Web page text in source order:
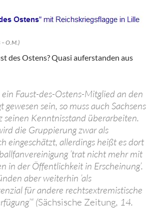
– O.M.)
des Ostens? Quasi auferstanden aus
ein Faust-des-Ostens-Mitglied an den
sein, so muss auch Sachsens
seinen Kenntnisstand überarbeiten.
die Gruppierung zwar als
eingeschätzt, allerdings heißt es dort
’trat nicht mehr mit
in der Öffentlichkeit in Erscheinung’.
aber weiterhin ’als
für andere rechtsextremistische
(Sächsische Zeitung, 14.